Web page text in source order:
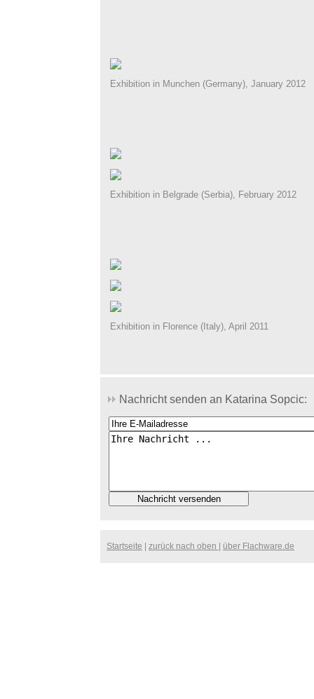
Exhibition in Munchen (Germany), January 2012
Exhibition in Belgrade (Serbia), February 2012
Exhibition in Florence (Italy), April 2011
Nachricht senden an Katarina Sopcic:
Startseite zurück nach oben über Flachware.de